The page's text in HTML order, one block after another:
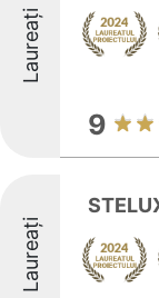
Laureați
9
Laureați